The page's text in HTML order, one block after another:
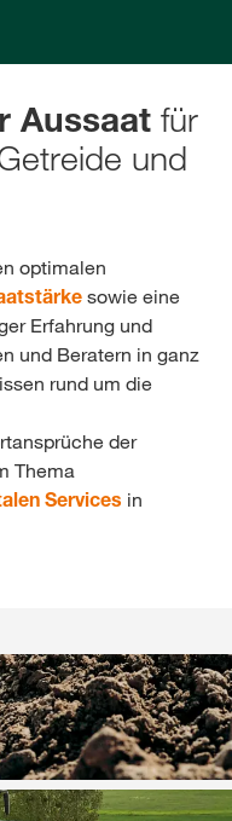
Aussaat für
und
optimalen
sowie eine
Erfahrung und
und Beratern in ganz
rund um die
der
Thema
Services in